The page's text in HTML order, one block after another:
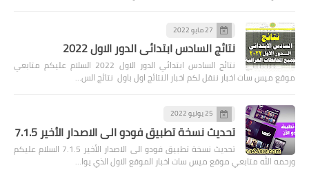
27 مايو 2022
نتائج السادس ابتدائي الدور الاول 2022
نتائج السادس ابتدائي الدور الاول 2022 السلام عليكم متابعي
موقع ميس سات اخبار ننقل لكم اخبار النتائج اول باول نتائج الس…
25 يوليو 2022
تحديث نسخة تطبيق فودو الى الاصدار الأخير 7.1.5
تحديث نسخة تطبيق فودو الى الاصدار الأخير 7.1.5 السلام عليكم
ورحمه الله متابعي موقع ميس سات اخبار الموقع الاول الذي يوا…